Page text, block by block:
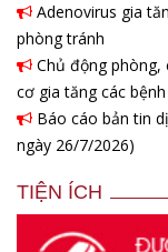
Adenovirus gia
phòng tránh
Chủ động phòng,
cơ gia tăng các
Báo cáo bản tin
ngày 26/7/2026)
TIỆN ÍCH